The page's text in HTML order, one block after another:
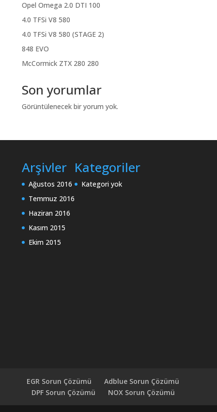
Opel Omega 2.0 DTI 100
4.0 TFSi V8 580
4.0 TFSi V8 580 (STAGE 2)
848 EVO
McCormick ZTX 280 280
Son yorumlar
Görüntülenecek bir yorum yok.
Arşivler
Ağustos 2016
Temmuz 2016
Haziran 2016
Kasım 2015
Ekim 2015
Kategoriler
Kategori yok
EGR Sorun Çözümü
Adblue Sorun Çözümü
DPF Sorun Çözümü
NOX Sorun Çözümü